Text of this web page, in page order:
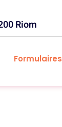
Riom
Formulaires